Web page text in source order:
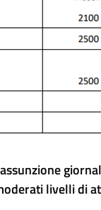
livelli di